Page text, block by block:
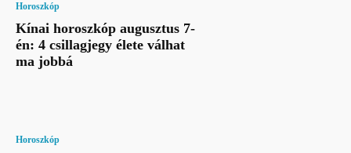
Horoszkóp
Kínai horoszkóp augusztus 7-
én: 4 csillagjegy élete válhat
ma jobbá
Horoszkóp